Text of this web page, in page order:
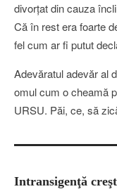
divorţat din cauza
Că în rest era foarte
fel cum ar fi putut
Adevăratul adevăr al
omul cum o cheamă
URSU. Păi, ce, să
Intransigenţă